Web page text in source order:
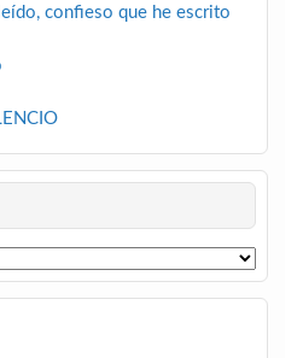
confieso que he escrito